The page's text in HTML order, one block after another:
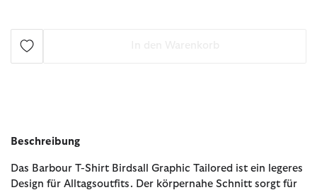
Beschreibung
Das Barbour T-Shirt Birdsall Graphic Tailored ist ein legeres
Design für Alltagsoutfits. Der körpernahe Schnitt sorgt für